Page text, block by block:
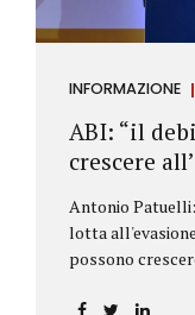
INFORMAZIONE
ABI: “il
crescere
Antonio
lotta
possono